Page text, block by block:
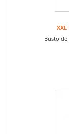
XXL
Busto